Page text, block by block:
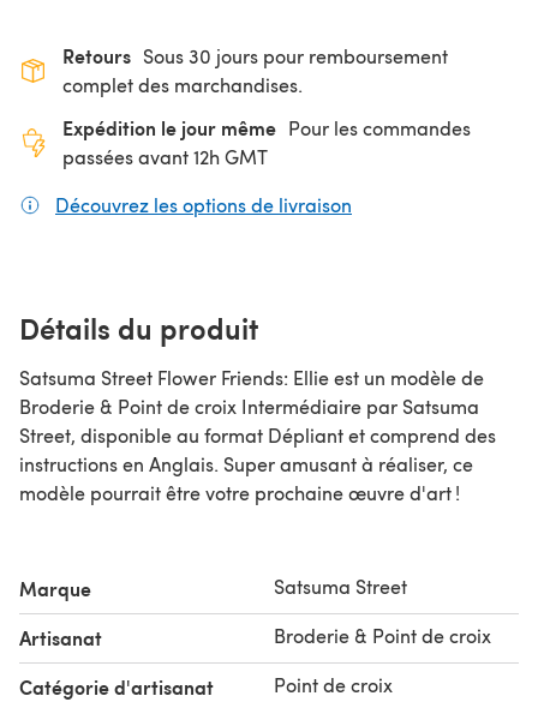
Retours Sous 30 jours pour remboursement
complet des marchandises.
Expédition le jour même Pour les commandes
passées avant 12h GMT
Découvrez les options de livraison
Détails du produit
Satsuma Street Flower Friends: Ellie est un modèle de
Broderie & Point de croix Intermédiaire par Satsuma
Street, disponible au format Dépliant et comprend des
instructions en Anglais. Super amusant à réaliser, ce
modèle pourrait être votre prochaine œuvre d'art !
Marque Satsuma Street
Artisanat Broderie & Point de croix
Catégorie d'artisanat Point de croix